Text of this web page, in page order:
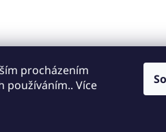
procházením
používáním.. Více
ochrany osobních údajů